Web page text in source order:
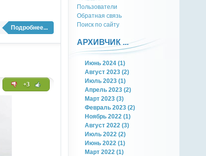
Подробнее...
+3
Пользователи
Обратная связь
Поиск по сайту
АРХИВЧИК ...
Июнь 2024 (1)
Август 2023 (2)
Июль 2023 (1)
Апрель 2023 (2)
Март 2023 (3)
Февраль 2023 (2)
Ноябрь 2022 (1)
Август 2022 (3)
Июль 2022 (2)
Июнь 2022 (1)
Март 2022 (1)